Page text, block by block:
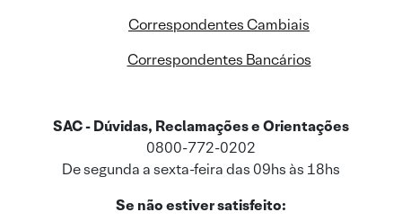
Correspondentes Cambiais
Correspondentes Bancários
SAC - Dúvidas, Reclamações e Orientações
0800-772-0202
De segunda a sexta-feira das 09hs às 18hs
Se não estiver satisfeito: